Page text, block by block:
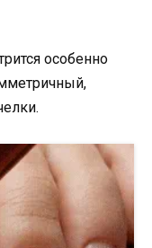
особенно